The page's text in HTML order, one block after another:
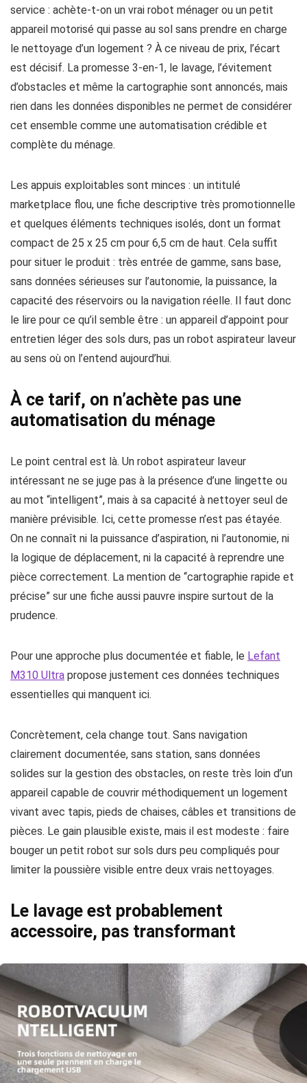
service : achète-t-on un vrai robot ménager ou un petit
appareil motorisé qui passe au sol sans prendre en charge
le nettoyage d’un logement ? À ce niveau de prix, l’écart
est décisif. La promesse 3-en-1, le lavage, l’évitement
d’obstacles et même la cartographie sont annoncés, mais
rien dans les données disponibles ne permet de considérer
cet ensemble comme une automatisation crédible et
complète du ménage.
Les appuis exploitables sont minces : un intitulé
marketplace flou, une fiche descriptive très promotionnelle
et quelques éléments techniques isolés, dont un format
compact de 25 x 25 cm pour 6,5 cm de haut. Cela suffit
pour situer le produit : très entrée de gamme, sans base,
sans données sérieuses sur l’autonomie, la puissance, la
capacité des réservoirs ou la navigation réelle. Il faut donc
le lire pour ce qu’il semble être : un appareil d’appoint pour
entretien léger des sols durs, pas un robot aspirateur laveur
au sens où on l’entend aujourd’hui.
À ce tarif, on n’achète pas une
automatisation du ménage
Le point central est là. Un robot aspirateur laveur
intéressant ne se juge pas à la présence d’une lingette ou
au mot “intelligent”, mais à sa capacité à nettoyer seul de
manière prévisible. Ici, cette promesse n’est pas étayée.
On ne connaît ni la puissance d’aspiration, ni l’autonomie, ni
la logique de déplacement, ni la capacité à reprendre une
pièce correctement. La mention de “cartographie rapide et
précise” sur une fiche aussi pauvre inspire surtout de la
prudence.
Pour une approche plus documentée et fiable, le Lefant
M310 Ultra propose justement ces données techniques
essentielles qui manquent ici.
Concrètement, cela change tout. Sans navigation
clairement documentée, sans station, sans données
solides sur la gestion des obstacles, on reste très loin d’un
appareil capable de couvrir méthodiquement un logement
vivant avec tapis, pieds de chaises, câbles et transitions de
pièces. Le gain plausible existe, mais il est modeste : faire
bouger un petit robot sur sols durs peu compliqués pour
limiter la poussière visible entre deux vrais nettoyages.
Le lavage est probablement
accessoire, pas transformant